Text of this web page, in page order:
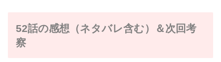
52話の感想（ネタバレ含む）＆次回考
察